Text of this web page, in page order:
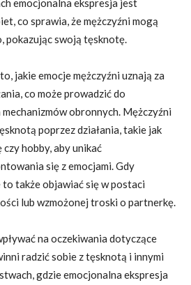
emocjonalna ekspresja jest
co sprawia, że mężczyźni mogą
pokazując swoją tęsknotę.
jakie emocje mężczyźni uznają za
co może prowadzić do
obronnych. Mężczyźni
poprzez działania, takie jak
hobby, aby unikać
się z emocjami. Gdy
to także objawiać się w postaci
lub wzmożonej troski o partnerkę.
na oczekiwania dotyczące
radzić sobie z tęsknotą i innymi
gdzie emocjonalna ekspresja